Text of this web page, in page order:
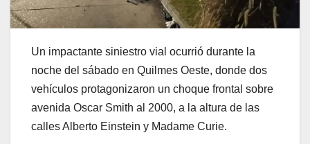
Un impactante siniestro vial ocurrió durante la
noche del sábado en Quilmes Oeste, donde dos
vehículos protagonizaron un choque frontal sobre
avenida Oscar Smith al 2000, a la altura de las
calles Alberto Einstein y Madame Curie.